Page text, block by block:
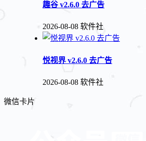
趣谷 v2.6.0 去广告
2026-08-08 软件社
悦视界 v2.6.0 去广告
2026-08-08 软件社
微信卡片